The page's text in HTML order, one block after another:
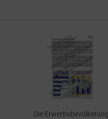
Die Erwerbsbevölkerung